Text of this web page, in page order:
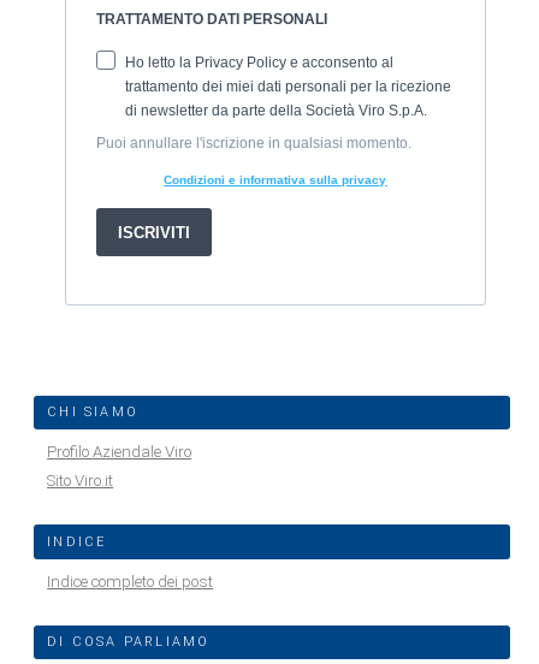
CHI SIAMO
Profilo Aziendale Viro
Sito Viro.it
INDICE
Indice completo dei post
DI COSA PARLIAMO